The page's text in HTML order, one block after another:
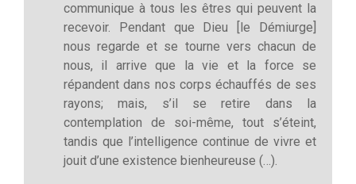
communique à tous les êtres qui peuvent la
recevoir. Pendant que Dieu [le Démiurge]
nous regarde et se tourne vers chacun de
nous, il arrive que la vie et la force se
répandent dans nos corps échauffés de ses
rayons; mais, s’il se retire dans la
contemplation de soi-même, tout s’éteint,
tandis que l’intelligence continue de vivre et
jouit d’une existence bienheureuse (…).